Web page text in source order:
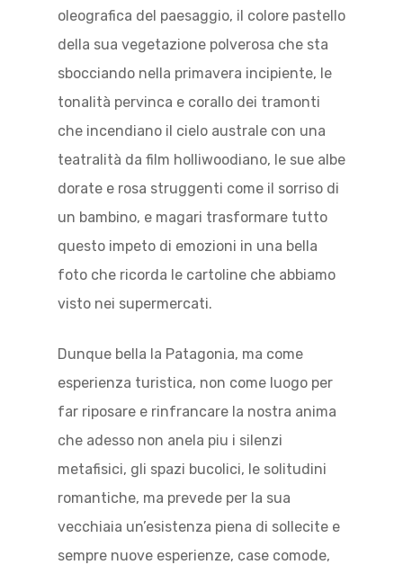
oleografica del paesaggio, il colore pastello
della sua vegetazione polverosa che sta
sbocciando nella primavera incipiente, le
tonalità pervinca e corallo dei tramonti
che incendiano il cielo australe con una
teatralità da film holliwoodiano, le sue albe
dorate e rosa struggenti come il sorriso di
un bambino, e magari trasformare tutto
questo impeto di emozioni in una bella
foto che ricorda le cartoline che abbiamo
visto nei supermercati.
Dunque bella la Patagonia, ma come
esperienza turistica, non come luogo per
far riposare e rinfrancare la nostra anima
che adesso non anela piu i silenzi
metafisici, gli spazi bucolici, le solitudini
romantiche, ma prevede per la sua
vecchiaia un’esistenza piena di sollecite e
sempre nuove esperienze, case comode,